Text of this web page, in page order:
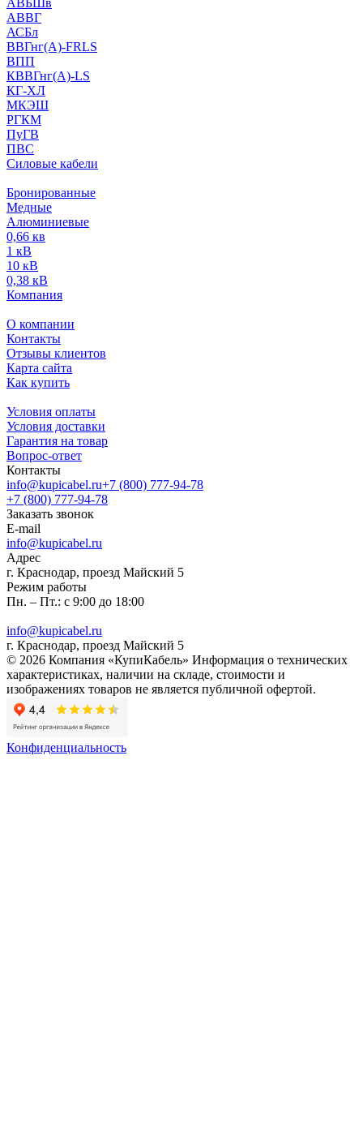
АВБШв
АВВГ
АСБл
ВВГнг(А)-FRLS
ВПП
КВВГнг(А)-LS
КГ-ХЛ
МКЭШ
РГКМ
ПуГВ
ПВС
Силовые кабели
Бронированные
Медные
Алюминиевые
0,66 кв
1 кВ
10 кВ
0,38 кВ
Компания
О компании
Контакты
Отзывы клиентов
Карта сайта
Как купить
Условия оплаты
Условия доставки
Гарантия на товар
Вопрос-ответ
Контакты
info@kupicabel.ru+7 (800) 777-94-78
+7 (800) 777-94-78
Заказать звонок
E-mail
info@kupicabel.ru
Адрес
г. Краснодар, проезд Майский 5
Режим работы
Пн. – Пт.: с 9:00 до 18:00
info@kupicabel.ru
г. Краснодар, проезд Майский 5
© 2026 Компания «КупиКабель» Информация о технических
характеристиках, наличии на складе, стоимости и
изображениях товаров не является публичной офертой.
Конфиденциальность